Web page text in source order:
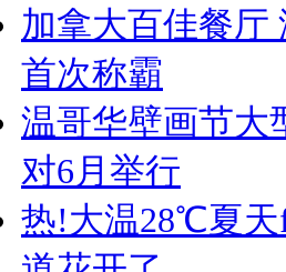
加拿大百佳餐厅
首次称霸
温哥华壁画节大
对6月举行
热!大温28℃夏天